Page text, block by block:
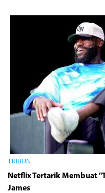
TRIBUN
Netflix Tertarik Membuat
James